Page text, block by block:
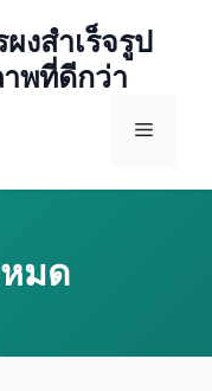
งสำเร็จรูป
พที่ดีกว่า
Menu